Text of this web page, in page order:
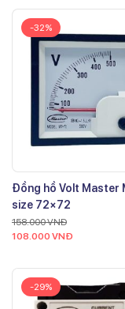
-32%
Đồng hồ Volt Master
size 72×72
158.000VNĐ
108.000 VNĐ
-29%